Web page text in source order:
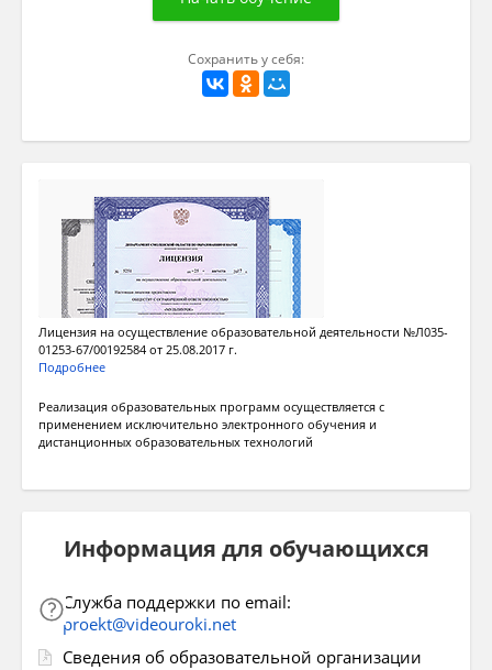
Сохранить у себя:
Лицензия на осуществление образовательной деятельности №Л035-
01253-67/00192584 от 25.08.2017 г.
Подробнее
Реализация образовательных программ осуществляется с
применением исключительно электронного обучения и
дистанционных образовательных технологий
Информация для обучающихся
Служба поддержки по email:
proekt@videouroki.net
Сведения об образовательной организации